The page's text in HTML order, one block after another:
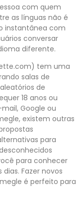
com quem
as línguas não é
instantânea com
conversar
diferente.
tem uma
salas de
de
18 anos ou
Google ou
existem outras
para
para conhecer
Fazer novos
é perfeito para